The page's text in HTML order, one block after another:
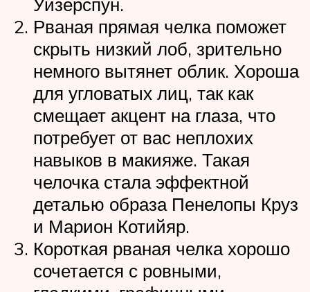
Рваная прямая челка поможет
скрыть низкий лоб, зрительно
немного вытянет облик. Хороша
для угловатых лиц, так как
смещает акцент на глаза, что
потребует от вас неплохих
навыков в макияже. Такая
челочка стала эффектной
деталью образа Пенелопы Круз
и Марион Котийяр.
Короткая рваная челка хорошо
сочетается с ровными,